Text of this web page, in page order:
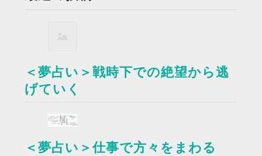
＜夢占い＞戦時下での絶望から逃
げていく
＜夢占い＞仕事で方々をまわる